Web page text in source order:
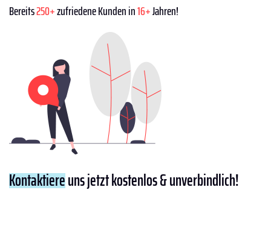
Bereits250+zufriedene Kunden in16+Jahren!
Kontaktiereuns jetzt kostenlos & unverbindlich!